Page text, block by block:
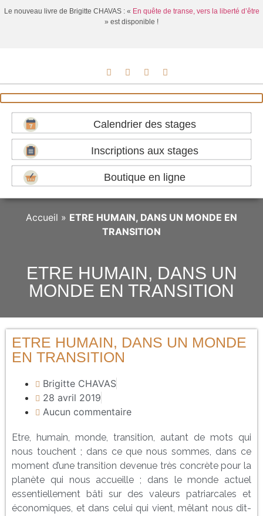
Le nouveau livre de Brigitte CHAVAS : « En quête de transe, vers la liberté d’être
» est disponible !
Calendrier des stages
Inscriptions aux stages
Boutique en ligne
Accueil » ETRE HUMAIN, DANS UN MONDE EN
TRANSITION
ETRE HUMAIN, DANS UN
MONDE EN TRANSITION
ETRE HUMAIN, DANS UN MONDE
EN TRANSITION
Brigitte CHAVAS
28 avril 2019
Aucun commentaire
Etre, humain, monde, transition, autant de mots qui
nous touchent ; dans ce que nous sommes, dans ce
moment d’une transition devenue très concrète pour la
planète qui nous accueille ; dans le monde actuel
essentiellement bâti sur des valeurs patriarcales et
économiques, et dans celui qui vient, mêlant nous dit-